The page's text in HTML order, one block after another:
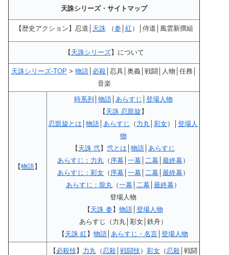
天誅シリーズ・サイトマップ
【歴史アクション】忍道│ 天誅 （参 紅 ）│侍道│風雲新撰組
【天誅シリーズ】について
天誅シリーズ-TOP > 物語 必殺 │忍具│奥義│戦闘│人物│任務│
音楽
【物語】
時系列 物語│ あらすじ
登場人物
【天誅 忍凱旋】
忍凱旋とは 物語 あらすじ （ 力丸 彩女）│ 登場人
物
【天誅 弐】 弐とは 物語 あらすじ
あらすじ：力丸 （ 序幕 一幕 二幕 最終幕）
あらすじ：彩女 （ 序幕 一幕 二幕 最終幕）
あらすじ：龍丸 （一幕 二幕 最終幕）
登場人物
【天誅 参】 物語│ 登場人物
あらすじ（力丸│彩女│鉄舟）
【天誅 紅】 物語 あらすじ・名言 登場人物
【必殺技】 力丸（ 忍殺│ 戦闘技） 彩女（ 忍殺│戦闘